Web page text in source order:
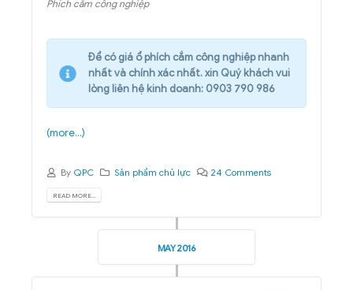
Phích cắm công nghiệp
Để có giá ổ phích cắm công nghiệp nhanh
nhất và chính xác nhất. xin Quý khách vui
lòng liên hệ kinh doanh: 0903 790 986
(more…)
By QPC Sản phẩm chủ lực 24 Comments
READ MORE...
MAY 2016